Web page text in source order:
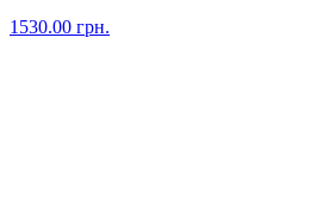
1530.00 грн.